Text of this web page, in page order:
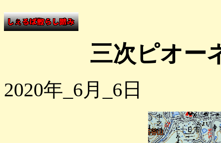
三次ピオー
2020年_6月_6日